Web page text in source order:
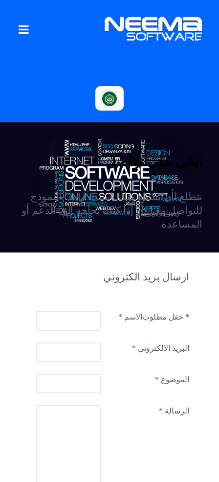
ابقى على تواصل !!
نتطلع لأن نسمع منك. استخدم هذا النموذج
للتواصل معنا، أو إذا كنت بحاجة إلى الدعم أو
المساعدة.
ارسال بريد الكتروني
* حقل مطلوب الاسم *
البريد الالكتروني *
الموضوع *
الرسالة *